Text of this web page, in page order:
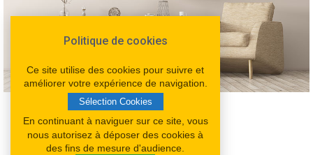
– Décoration d’intérieur –
Politique de cookies
Ce site utilise des cookies pour suivre et
améliorer votre expérience de navigation.
Sélection Cookies
En continuant à naviguer sur ce site, vous
nous autorisez à déposer des cookies à
des fins de mesure d'audience.